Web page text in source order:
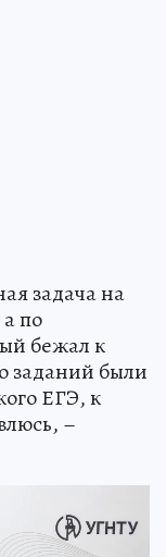
задача на
по
бежал к
заданий были
ЕГЭ, к
–